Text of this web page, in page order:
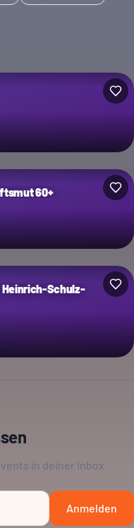
60+
Heinrich-Schulz-
in deiner Inbox
Anmelden